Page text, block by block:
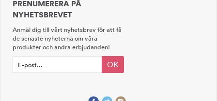
PRENUMERERA PÅ
NYHETSBREVET
Anmäl dig till vårt nyhetsbrev för att få
de senaste nyheterna om våra
produkter och andra erbjudanden!
OK